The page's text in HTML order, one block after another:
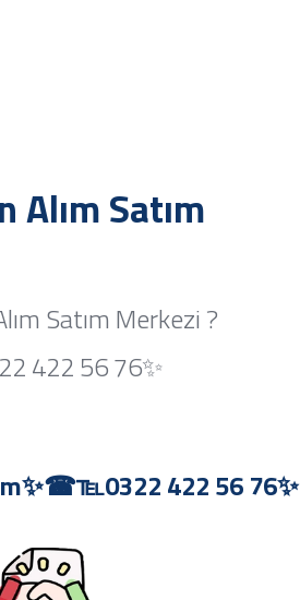
Satım
Satım Merkezi ?
422 56 76✨
422 56 76✨